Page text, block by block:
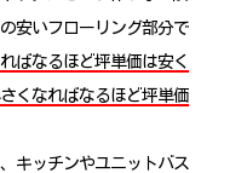
安いフローリング部分で
ばなるほど坪単価は安く
くなればなるほど坪単価
キッチンやユニットバス